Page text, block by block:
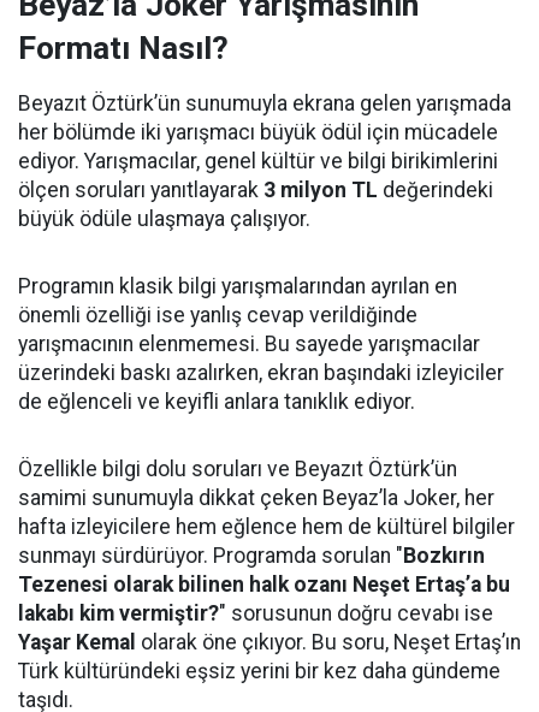
Formatı Nasıl?
Beyazıt Öztürk’ün sunumuyla ekrana gelen yarışmada
her bölümde iki yarışmacı büyük ödül için mücadele
ediyor. Yarışmacılar, genel kültür ve bilgi birikimlerini
ölçen soruları yanıtlayarak 3 milyon TL değerindeki
büyük ödüle ulaşmaya çalışıyor.
Programın klasik bilgi yarışmalarından ayrılan en
önemli özelliği ise yanlış cevap verildiğinde
yarışmacının elenmemesi. Bu sayede yarışmacılar
üzerindeki baskı azalırken, ekran başındaki izleyiciler
de eğlenceli ve keyifli anlara tanıklık ediyor.
Özellikle bilgi dolu soruları ve Beyazıt Öztürk’ün
samimi sunumuyla dikkat çeken Beyaz’la Joker, her
hafta izleyicilere hem eğlence hem de kültürel bilgiler
sunmayı sürdürüyor. Programda sorulan " Bozkırın
Tezenesi olarak bilinen halk ozanı Neşet Ertaş’a bu
lakabı kim vermiştir?" sorusunun doğru cevabı ise
Yaşar Kemal olarak öne çıkıyor. Bu soru, Neşet Ertaş’ın
Türk kültüründeki eşsiz yerini bir kez daha gündeme
taşıdı.